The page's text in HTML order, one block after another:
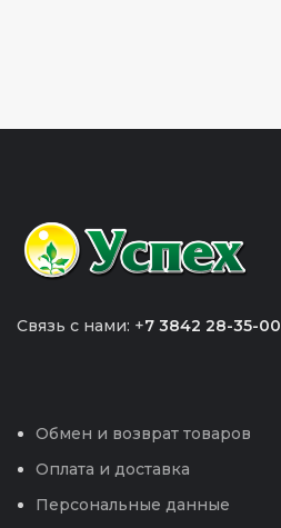
Связь с нами: +7 3842 28-35-00
Обмен и возврат товаров
Оплата и доставка
Персональные данные